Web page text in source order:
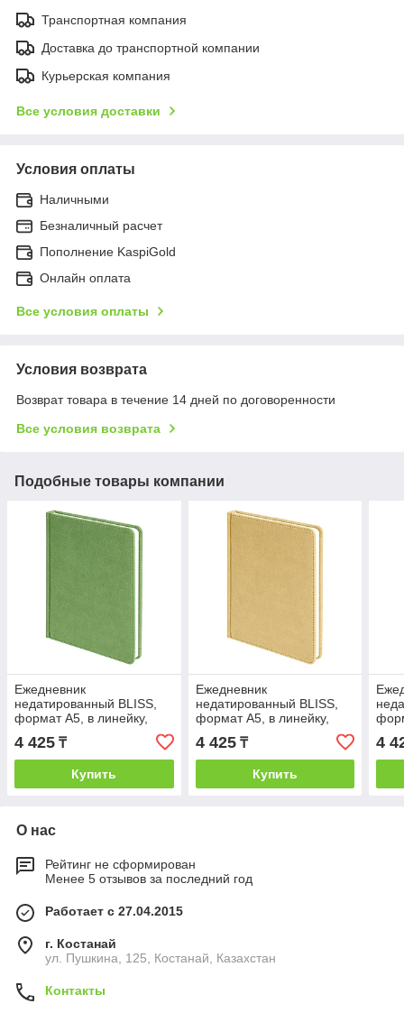
Транспортная компания
Доставка до транспортной компании
Курьерская компания
Все условия доставки
Условия оплаты
Наличными
Безналичный расчет
Пополнение KaspiGold
Онлайн оплата
Все условия оплаты
Условия возврата
Возврат товара в течение 14 дней по договоренности
Все условия возврата
Подобные товары компании
Ежедневник
недатированный BLISS,
формат А5, в линейку,
Зеленый, -, 24601 19
4 425 ₸
Купить
Ежедневник
недатированный BLISS,
формат А5, в линейку,
Бежевый, -, 24601 28
4 425₸
Купить
4
О нас
Рейтинг не сформирован
Менее 5 отзывов за последний год
Работает с 27.04.2015
г. Костанай
ул. Пушкина, 125, Костанай, Казахстан
Контакты